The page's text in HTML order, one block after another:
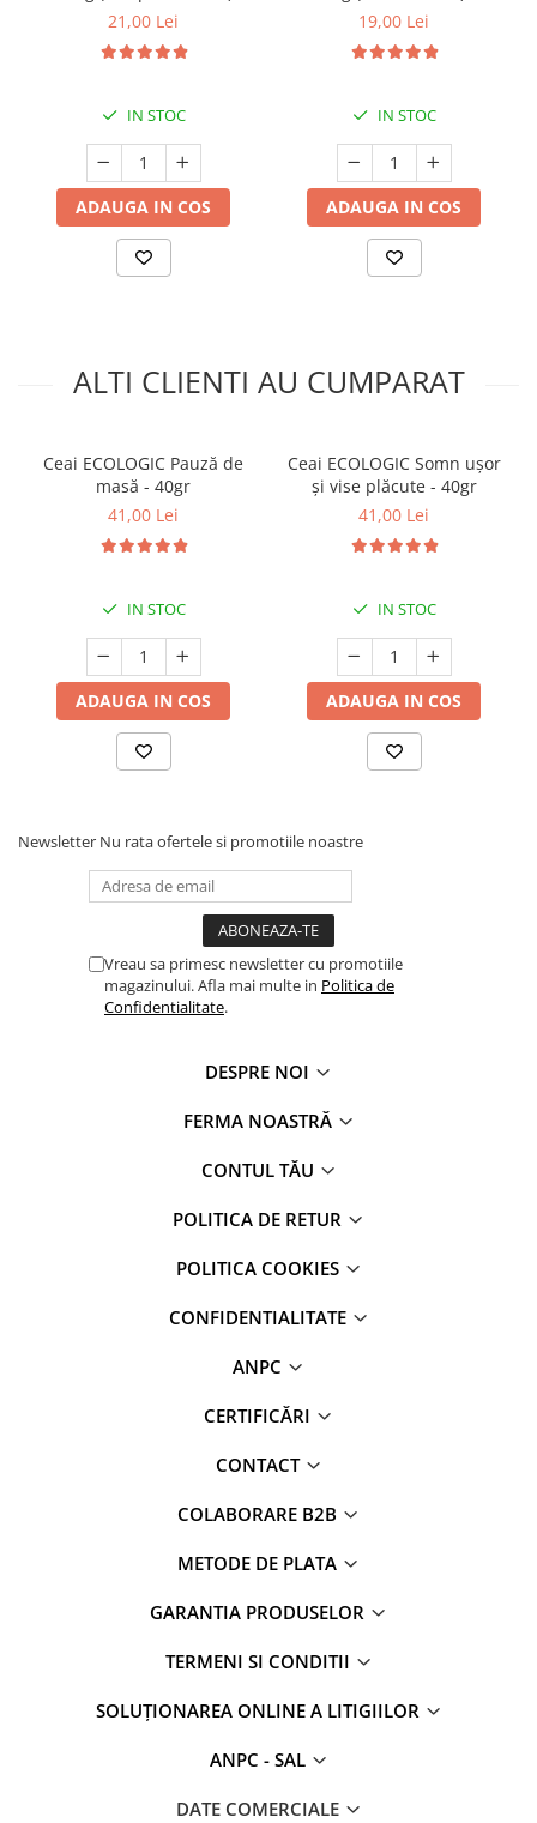
21,00 Lei
IN STOC
ADAUGA IN COS
19,00 Lei
IN STOC
ADAUGA IN COS
ALTI CLIENTI AU CUMPARAT
Ceai ECOLOGIC Pauză de
masă - 40gr
41,00 Lei
IN STOC
ADAUGA IN COS
Ceai ECOLOGIC Somn ușor
și vise plăcute - 40gr
41,00 Lei
IN STOC
ADAUGA IN COS
Newsletter Nu rata ofertele si promotiile noastre
Vreau sa primesc newsletter cu promotiile
magazinului. Afla mai multe in Politica de
Confidentialitate.
DESPRE NOI
FERMA NOASTRĂ
CONTUL TĂU
POLITICA DE RETUR
POLITICA COOKIES
CONFIDENTIALITATE
ANPC
CERTIFICĂRI
CONTACT
COLABORARE B2B
METODE DE PLATA
GARANTIA PRODUSELOR
TERMENI SI CONDITII
SOLUȚIONAREA ONLINE A LITIGIILOR
ANPC - SAL
DATE COMERCIALE